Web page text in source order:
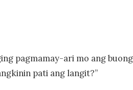
pagmamay-ari mo ang
pati ang langit?”